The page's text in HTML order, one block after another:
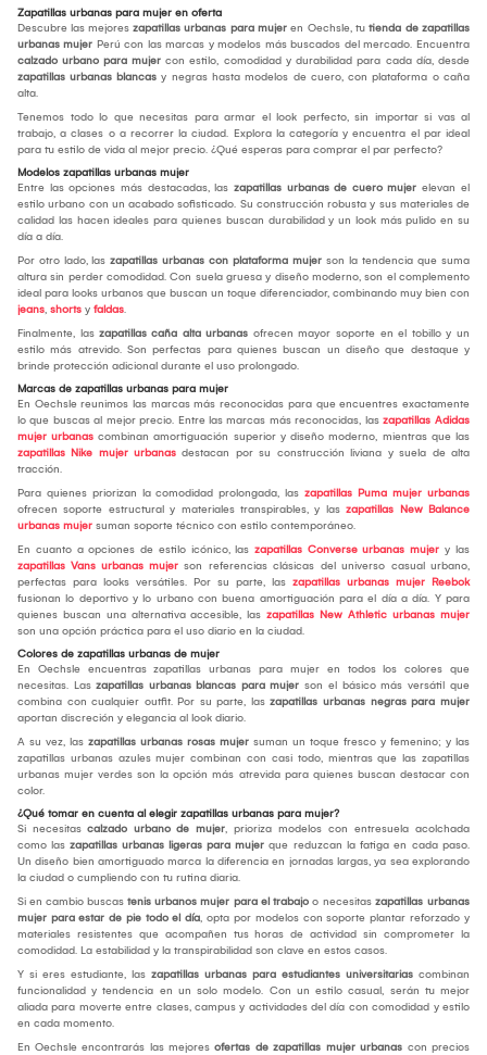
Zapatillas urbanas para mujer en oferta
Descubre las mejores zapatillas urbanas para mujer en Oechsle, tu tienda de zapatillas
urbanas mujer Perú con las marcas y modelos más buscados del mercado. Encuentra
calzado urbano para mujer con estilo, comodidad y durabilidad para cada día, desde
zapatillas urbanas blancas y negras hasta modelos de cuero, con plataforma o caña
alta.
Tenemos todo lo que necesitas para armar el look perfecto, sin importar si vas al
trabajo, a clases o a recorrer la ciudad. Explora la categoría y encuentra el par ideal
para tu estilo de vida al mejor precio. ¿Qué esperas para comprar el par perfecto?
Modelos zapatillas urbanas mujer
Entre las opciones más destacadas, las zapatillas urbanas de cuero mujer elevan el
estilo urbano con un acabado sofisticado. Su construcción robusta y sus materiales de
calidad las hacen ideales para quienes buscan durabilidad y un look más pulido en su
día a día.
Por otro lado, las zapatillas urbanas con plataforma mujer son la tendencia que suma
altura sin perder comodidad. Con suela gruesa y diseño moderno, son el complemento
ideal para looks urbanos que buscan un toque diferenciador, combinando muy bien con
jeans, shorts y faldas.
Finalmente, las zapatillas caña alta urbanas ofrecen mayor soporte en el tobillo y un
estilo más atrevido. Son perfectas para quienes buscan un diseño que destaque y
brinde protección adicional durante el uso prolongado.
Marcas de zapatillas urbanas para mujer
En Oechsle reunimos las marcas más reconocidas para que encuentres exactamente
lo que buscas al mejor precio. Entre las marcas más reconocidas, las zapatillas Adidas
mujer urbanas combinan amortiguación superior y diseño moderno, mientras que las
zapatillas Nike mujer urbanas destacan por su construcción liviana y suela de alta
tracción.
Para quienes priorizan la comodidad prolongada, las zapatillas Puma mujer urbanas
ofrecen soporte estructural y materiales transpirables, y las zapatillas New Balance
urbanas mujer suman soporte técnico con estilo contemporáneo.
En cuanto a opciones de estilo icónico, las zapatillas Converse urbanas mujer y las
zapatillas Vans urbanas mujer son referencias clásicas del universo casual urbano,
perfectas para looks versátiles. Por su parte, las zapatillas urbanas mujer Reebok
fusionan lo deportivo y lo urbano con buena amortiguación para el día a día. Y para
quienes buscan una alternativa accesible, las zapatillas New Athletic urbanas mujer
son una opción práctica para el uso diario en la ciudad.
Colores de zapatillas urbanas de mujer
En Oechsle encuentras zapatillas urbanas para mujer en todos los colores que
necesitas. Las zapatillas urbanas blancas para mujer son el básico más versátil que
combina con cualquier outfit. Por su parte, las zapatillas urbanas negras para mujer
aportan discreción y elegancia al look diario.
A su vez, las zapatillas urbanas rosas mujer suman un toque fresco y femenino; y las
zapatillas urbanas azules mujer combinan con casi todo, mientras que las zapatillas
urbanas mujer verdes son la opción más atrevida para quienes buscan destacar con
color.
¿Qué tomar en cuenta al elegir zapatillas urbanas para mujer?
Si necesitas calzado urbano de mujer, prioriza modelos con entresuela acolchada
como las zapatillas urbanas ligeras para mujer que reduzcan la fatiga en cada paso.
Un diseño bien amortiguado marca la diferencia en jornadas largas, ya sea explorando
la ciudad o cumpliendo con tu rutina diaria.
Si en cambio buscas tenis urbanos mujer para el trabajo o necesitas zapatillas urbanas
mujer para estar de pie todo el día, opta por modelos con soporte plantar reforzado y
materiales resistentes que acompañen tus horas de actividad sin comprometer la
comodidad. La estabilidad y la transpirabilidad son clave en estos casos.
Y si eres estudiante, las zapatillas urbanas para estudiantes universitarias combinan
funcionalidad y tendencia en un solo modelo. Con un estilo casual, serán tu mejor
aliada para moverte entre clases, campus y actividades del día con comodidad y estilo
en cada momento.
En Oechsle encontrarás las mejores ofertas de zapatillas mujer urbanas con precios